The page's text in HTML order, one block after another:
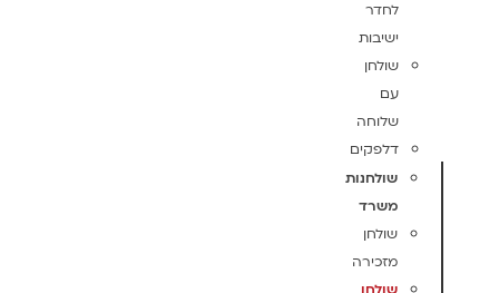
לחדר
ישיבות
שולחן
עם
שלוחה
דלפקים
שולחנות
משרד
שולחן
מזכירה